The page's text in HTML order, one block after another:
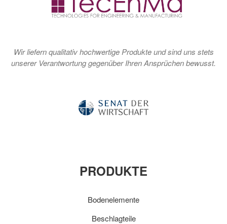
Wir liefern qualitativ hochwertige Produkte und sind uns stets
unserer Verantwortung gegenüber Ihren Ansprüchen bewusst.
PRODUKTE
Bodenelemente
Beschlagteile